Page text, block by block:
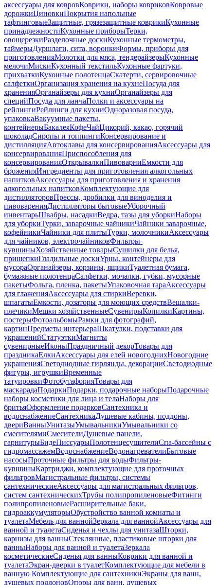
аксессуары для ковровКоврики, наборы ковриковКовровые
дорожкиЦиновкиПокрытия напольные
тафтинговыеЗащитные, грязезащитные коврикиКухонные
принадлежностиКухонные приборыТерки,
овощерезкиРазделочные доскиКухонные термометры,
таймерыДуршлаги, сита, воронкиФормы, приборы для
приготовленияМолотки для мяса, тендерайзерыКухонные
мелочиМискиКухонный текстильКухонные фартуки,
прихваткиКухонные полотенцаСкатерти, сервировочные
салфеткиОрганизация хранения на кухнеПосуда для
храненияОрганайзеры для кухниОрганайзеры для
специйПосуда для ланчаПолки и аксессуары на
рейлингиРейлинги для кухниОдноразовая посуда,
упаковкаВакуумные пакеты,
контейнерыБакалеяКофеЧайЦикорий, какао, горячий
шоколадСиропы и топпингиКонсервирование и
дистилляцияАвтоклавы для консервированияАксессуары для
консервированияПриспособления для
консервированияОткрывалкиПивоварниЕмкости для
броженияИнгредиенты для приготовления алкогольных
напитковАксессуары для приготовления и хранения
алкогольных напитковКомплектующие для
дистилляторовПрессы, дробилки для виноделия и
пивоваренияДистилляторы бытовыеУборочный
инвентарьШвабры, насадкиВедра, тазы для уборкиНаборы
для уборкиТурки, заварочные чайникиЧайники заварочные,
кофейникиЧайники для плитыТурки, молочникиАксессуары
для чайников, электрочайниковФильтры-
кувшиныХозяйственные товарыСушилки для белья,
прищепкиГладильные доскиУрны, контейнеры для
мусораОрганайзеры, корзины, ящикиТуалетная бумага,
бумажные полотенцаСалфетки, мочалки, губки, мусорные
пакетыФольга, пленка, пакетыУпаковочная тараАксессуары
для глаженияАксессуары для стиркиВеревки,
шпагатыЕмкости, дозаторы для моющих средствВешалки-
плечикиМешки хозяйственныеСувенирыКопилкиКартины,
постерыФотоальбомыРамки для фотографий,
картинПредметы интерьераШкатулки, подставки для
украшенийСтатуэткиМагниты
сувенирныеИконыПраздничный декорТовары для
праздникаЕлкиАксессуары для елей новогоднихНовогодние
украшенияСветодиодные гирлянды, декорацииСветодиодные
фигуры, игрушкиВременные
татуировкиФотобутафорияТовары для
маскарадаПодаркиПодарки, подарочные наборыПодарочные
наборы косметики для лица и телаНаборы для
бритьяОформление подарковСантехника и
водоснабжениеСантехникаДушевые кабины, поддоны,
двериВанныУнитазыУмывальникиУмывальники со
смесителямиСмесителиДушевые панели,
гарнитурыБидеПиссуарыПолотенцесушителиСпа-бассейны с
гидромассажемВодоснабжениеВодонагревателиБытовые
насосыПроточные фильтры для водыФильтры-
кувшиныКартриджи, комплектующие для проточных
фильтровМагистральные фильтры, системы
сантехническиеАксессуары для магистральных фильтров,
систем сантехническихТрубы полипропиленовыеФитинги
полипропиленовыеРасширительные баки,
гидроаккумуляторыОбустройство ванной комнаты и
туалетаМебель для ваннойЗеркала для ваннойАксессуары для
ванной и туалетаСиденья и чехлы для унитазаШторки,
карнизы для ванныСтеклянные, пластиковые шторки для
ванныНаборы для ванной и туалетаЗеркала
косметическиеСиденья для ванныКоврики для ванной и
туалетаЭкран-дверки в туалетКомплектующие для мебели в
ванную Комплектующие для сантехникиЭкраны для ванн,
душевых поддоновОпоры для ванн, душевых